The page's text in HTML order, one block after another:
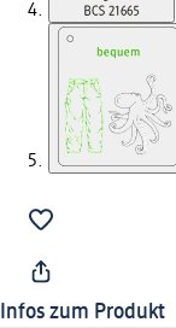
Infos zum Produkt